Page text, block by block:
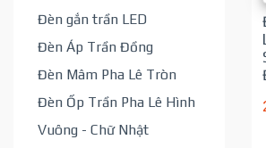
Đèn gắn trần LED
Đèn Áp Trần Đồng
Đèn Mâm Pha Lê Tròn
Đèn Ốp Trần Pha Lê Hình
Vuông - Chữ Nhật